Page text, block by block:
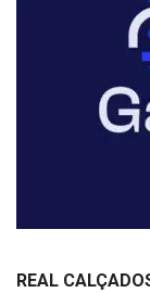
REAL